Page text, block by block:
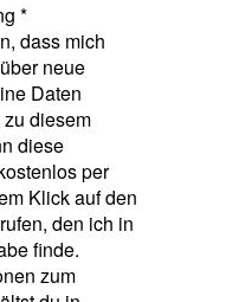
*
dass mich
neue
Daten
diesem
diese
per
Klick auf den
den ich in
finde.
zum